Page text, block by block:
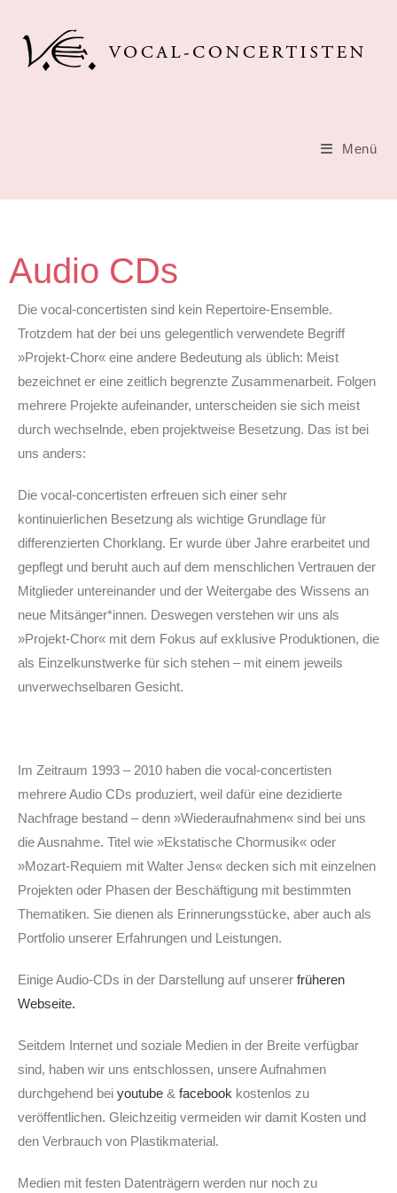
Menü
Audio CDs
Die vocal-concertisten sind kein Repertoire-Ensemble.
Trotzdem hat der bei uns gelegentlich verwendete Begriff
»Projekt-Chor« eine andere Bedeutung als üblich: Meist
bezeichnet er eine zeitlich begrenzte Zusammenarbeit. Folgen
mehrere Projekte aufeinander, unterscheiden sie sich meist
durch wechselnde, eben projektweise Besetzung. Das ist bei
uns anders:
Die vocal-concertisten erfreuen sich einer sehr
kontinuierlichen Besetzung als wichtige Grundlage für
differenzierten Chorklang. Er wurde über Jahre erarbeitet und
gepflegt und beruht auch auf dem menschlichen Vertrauen der
Mitglieder untereinander und der Weitergabe des Wissens an
neue Mitsänger*innen. Deswegen verstehen wir uns als
»Projekt-Chor« mit dem Fokus auf exklusive Produktionen, die
als Einzelkunstwerke für sich stehen – mit einem jeweils
unverwechselbaren Gesicht.
Im Zeitraum 1993 – 2010 haben die vocal-concertisten
mehrere Audio CDs produziert, weil dafür eine dezidierte
Nachfrage bestand – denn »Wiederaufnahmen« sind bei uns
die Ausnahme. Titel wie »Ekstatische Chormusik« oder
»Mozart-Requiem mit Walter Jens« decken sich mit einzelnen
Projekten oder Phasen der Beschäftigung mit bestimmten
Thematiken. Sie dienen als Erinnerungsstücke, aber auch als
Portfolio unserer Erfahrungen und Leistungen.
Einige Audio-CDs in der Darstellung auf unserer früheren
Webseite.
Seitdem Internet und soziale Medien in der Breite verfügbar
sind, haben wir uns entschlossen, unsere Aufnahmen
durchgehend bei youtube & facebook kostenlos zu
veröffentlichen. Gleichzeitig vermeiden wir damit Kosten und
den Verbrauch von Plastikmaterial.
Medien mit festen Datenträgern werden nur noch zu